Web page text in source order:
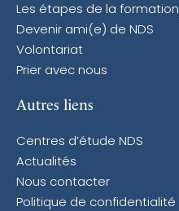
Les étapes de la formation
Devenir ami(e) de NDS
Volontariat
Prier avec nous
Autres liens
Centres d’étude NDS
Actualités
Nous contacter
Politique de confidentialité